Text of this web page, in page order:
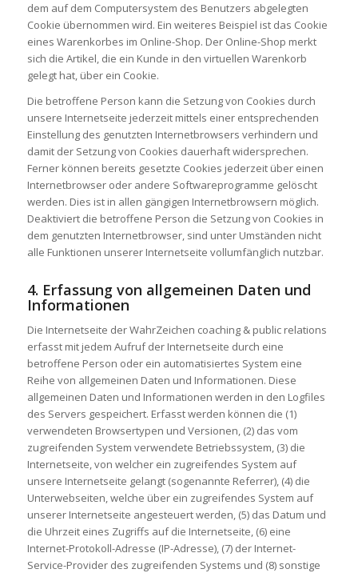
dem auf dem Computersystem des Benutzers abgelegten
Cookie übernommen wird. Ein weiteres Beispiel ist das Cookie
eines Warenkorbes im Online-Shop. Der Online-Shop merkt
sich die Artikel, die ein Kunde in den virtuellen Warenkorb
gelegt hat, über ein Cookie.
Die betroffene Person kann die Setzung von Cookies durch
unsere Internetseite jederzeit mittels einer entsprechenden
Einstellung des genutzten Internetbrowsers verhindern und
damit der Setzung von Cookies dauerhaft widersprechen.
Ferner können bereits gesetzte Cookies jederzeit über einen
Internetbrowser oder andere Softwareprogramme gelöscht
werden. Dies ist in allen gängigen Internetbrowsern möglich.
Deaktiviert die betroffene Person die Setzung von Cookies in
dem genutzten Internetbrowser, sind unter Umständen nicht
alle Funktionen unserer Internetseite vollumfänglich nutzbar.
4. Erfassung von allgemeinen Daten und
Informationen
Die Internetseite der WahrZeichen coaching & public relations
erfasst mit jedem Aufruf der Internetseite durch eine
betroffene Person oder ein automatisiertes System eine
Reihe von allgemeinen Daten und Informationen. Diese
allgemeinen Daten und Informationen werden in den Logfiles
des Servers gespeichert. Erfasst werden können die (1)
verwendeten Browsertypen und Versionen, (2) das vom
zugreifenden System verwendete Betriebssystem, (3) die
Internetseite, von welcher ein zugreifendes System auf
unsere Internetseite gelangt (sogenannte Referrer), (4) die
Unterwebseiten, welche über ein zugreifendes System auf
unserer Internetseite angesteuert werden, (5) das Datum und
die Uhrzeit eines Zugriffs auf die Internetseite, (6) eine
Internet-Protokoll-Adresse (IP-Adresse), (7) der Internet-
Service-Provider des zugreifenden Systems und (8) sonstige